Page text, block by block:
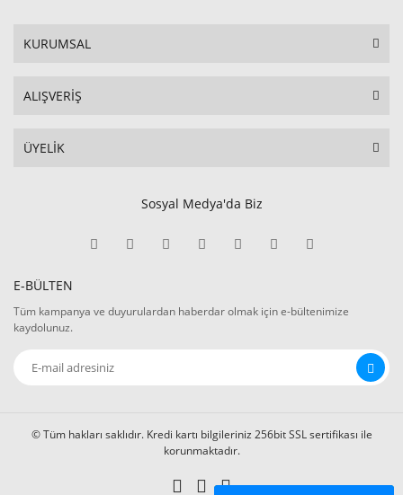
KURUMSAL
ALIŞVERİŞ
ÜYELİK
Sosyal Medya'da Biz
E-BÜLTEN
Tüm kampanya ve duyurulardan haberdar olmak için e-bültenimize
kaydolunuz.
© Tüm hakları saklıdır. Kredi kartı bilgileriniz 256bit SSL sertifikası ile
korunmaktadır.